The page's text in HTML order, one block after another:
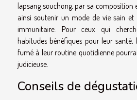
lapsang souchong, par sa composition
ainsi soutenir un mode de vie sain et
immunitaire. Pour ceux qui
habitudes bénéfiques pour leur
fumé à leur routine quotidienne
judicieuse.
Conseils de